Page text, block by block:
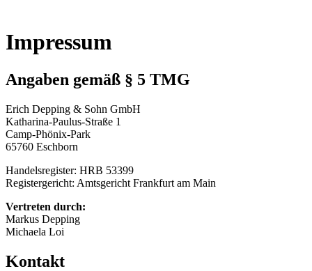
Impressum
Angaben gemäß § 5 TMG
Erich Depping & Sohn GmbH
Katharina-Paulus-Straße 1
Camp-Phönix-Park
65760 Eschborn
Handelsregister: HRB 53399
Registergericht: Amtsgericht Frankfurt am Main
Vertreten durch:
Markus Depping
Michaela Loi
Kontakt